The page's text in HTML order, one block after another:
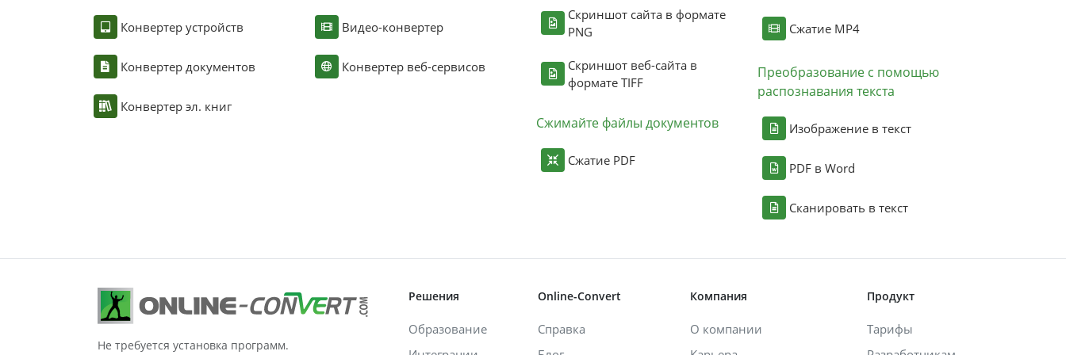
Конвертер устройств
Конвертер документов
Конвертер эл. книг
Видео-конвертер
Конвертер веб-сервисов
Скриншот сайта в формате
PNG
Скриншот веб-сайта в
формате TIFF
Сжимайте файлы документов
Сжатие PDF
Сжатие MP4
Преобразование с помощью
распознавания текста
Изображение в текст
PDF в Word
Сканировать в текст
Не требуется установка программ.
Решения
Образование
Online-Convert
Справка
Компания
О компании
Продукт
Тарифы